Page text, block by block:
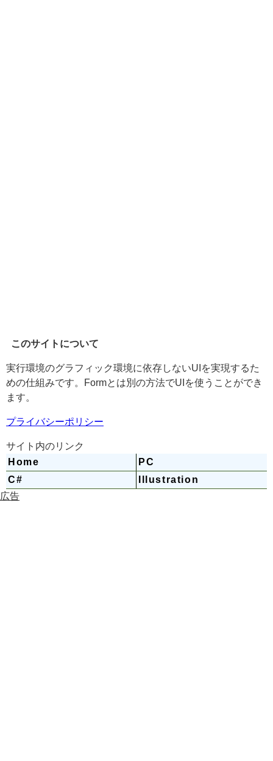
このサイトについて
実行環境のグラフィック環境に依存しないUIを実現するた
めの仕組みです。Formとは別の方法でUIを使うことができ
ます。
プライバシーポリシー
サイト内のリンク
Home
PC
C#
Illustration